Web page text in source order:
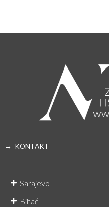
→ KONTAKT
Sarajevo
Bihać